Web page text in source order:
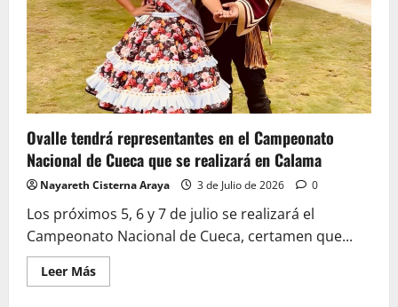
y
qué
medidas
recomiendan
las
autoridades
Ovalle tendrá representantes en el Campeonato
Nacional de Cueca que se realizará en Calama
Nayareth Cisterna Araya 3 de Julio de 2026 0
Los próximos 5, 6 y 7 de julio se realizará el
Campeonato Nacional de Cueca, certamen que...
Leer MásLeer
más